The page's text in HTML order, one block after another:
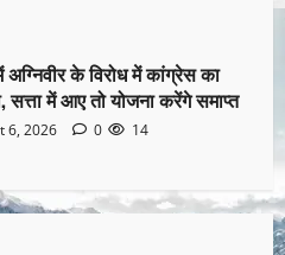
अग्निवीर के विरोध में कांग्रेस का
सत्ता में आए तो योजना करेंगे समाप्त
6, 2026 0 14